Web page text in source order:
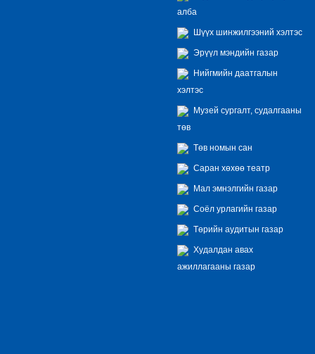
алба
Шүүх шинжилгээний хэлтэс
Эрүүл мэндийн газар
Нийгмийн даатгалын
хэлтэс
Музей сургалт, судалгааны
төв
Төв номын сан
Саран хөхөө театр
Мал эмнэлгийн газар
Соёл урлагийн газар
Төрийн аудитын газар
Худалдан авах
ажиллагааны газар